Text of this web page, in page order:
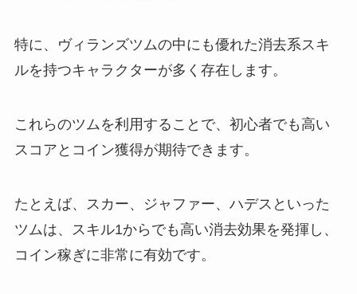
特に、ヴィランズツムの中にも優れた消去系スキ
ルを持つキャラクターが多く存在します。
これらのツムを利用することで、初心者でも高い
スコアとコイン獲得が期待できます。
たとえば、スカー、ジャファー、ハデスといった
ツムは、スキル1からでも高い消去効果を発揮し、
コイン稼ぎに非常に有効です。